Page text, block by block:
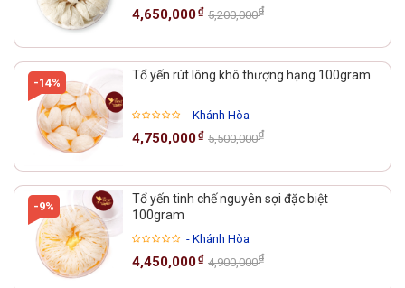
4,650,000₫ 5,200,000₫
-14%
Tổ yến rút lông khô thượng hạng 100gram
- Khánh Hòa
4,750,000₫ 5,500,000₫
-9%
Tổ yến tinh chế nguyên sợi đặc biệt
100gram
- Khánh Hòa
4,450,000₫ 4,900,000₫